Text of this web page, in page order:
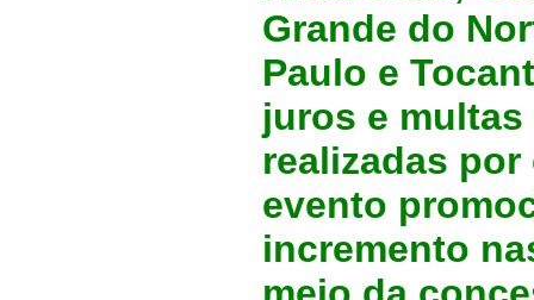
Grande do
Paulo e
juros e
realizadas
evento
incremento